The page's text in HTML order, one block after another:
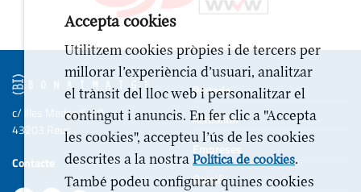
Portada
Actualitat
Empreses
Opinió
c/ Illes Medes 6-10
43203 Reus
Contacte
Accepta cookies
Utilitzem cookies pròpies i de tercers per
millorar l’experiència d’usuari, analitzar
el trànsit del lloc web i personalitzar el
contingut i anuncis. En fer clic a "Accepta
les cookies", accepteu l’ús de les cookies
descrites a la nostra Política de cookies.
També podeu configurar quines cookies